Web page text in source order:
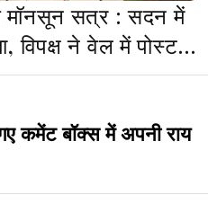
सत्र : सदन में
विपक्ष ने वेल में पोस्टर
कमेंट बॉक्स में अपनी राय